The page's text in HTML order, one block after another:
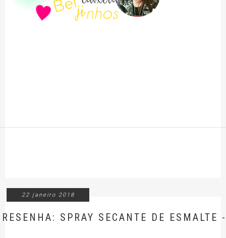
22 janeiro 2018
RESENHA: SPRAY SECANTE DE ESMALTE